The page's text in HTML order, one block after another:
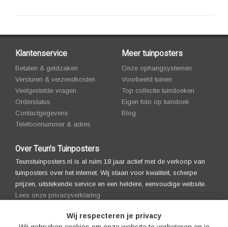
Klantenservice
Betalen & geldzaken
Versturen & verzendkosten
Veelgestelde vragen
Orderstatus
Contactgegevens
Telefoonnummer & adres
Meer tuinposters
Onze ophangsystemen
Voorbeeld tuinen
Top collectie tuindoeken
Eigen foto op tuindoek
Blog
Over Teun's Tuinposters
Teunstuinposters.nl is al ruim 18 jaar actief met de verkoop van
tuinposters over het internet. Wij staan voor kwaliteit, scherpe
prijzen, uitstekende service en een heldere, eenvoudige website.
Lees onze privacyverklaring
Wij respecteren je privacy